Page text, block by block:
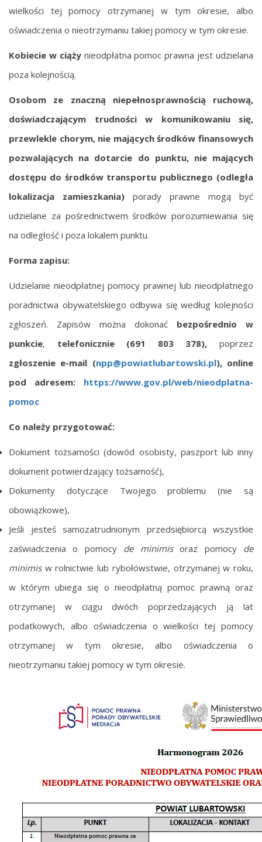
wielkości tej pomocy otrzymanej w tym okresie, albo
oświadczenia o nieotrzymaniu takiej pomocy w tym okresie.
Kobiecie w ciążynieodpłatna pomoc prawna jest udzielana
poza kolejnością.
Osobom ze znaczną niepełnosprawnością ruchową,
doświadczającym trudności w komunikowaniu się,
przewlekle chorym, nie mających środków finansowych
pozwalających na dotarcie do punktu, nie mających
dostępu do środków transportu publicznego (odległa
lokalizacja zamieszkania) porady prawne mogą być
udzielane za pośrednictwem środków porozumiewania się
na odległość i poza lokalem punktu.
Forma zapisu:
Udzielanie nieodpłatnej pomocy prawnej lub nieodpłatnego
poradnictwa obywatelskiego odbywa się według kolejności
zgłoszeń. Zapisów można dokonać bezpośrednio w
punkcie, telefonicznie (691 803 378), poprzez
zgłoszenie e-mail (npp@powiatlubartowski.pl), online
pod adresem: https://www.gov.pl/web/nieodplatna-
pomoc
Co należy przygotować:
Dokument tożsamości (dowód osobisty, paszport lub inny
dokument potwierdzający tożsamość),
Dokumenty dotyczące Twojego problemu (nie są
obowiązkowe),
Jeśli jesteś samozatrudnionym przedsiębiorcą wszystkie
zaświadczenia o pomocy de minimisoraz pomocy de
minimis w rolnictwie lub rybołówstwie, otrzymanej w roku,
w którym ubiega się o nieodpłatną pomoc prawną oraz
otrzymanej w ciągu dwóch poprzedzających ją lat
podatkowych, albo oświadczenia o wielkości tej pomocy
otrzymanej w tym okresie, albo oświadczenia o
nieotrzymaniu takiej pomocy w tym okresie.